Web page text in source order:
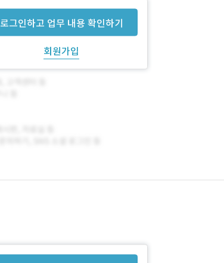
로그인하고 업무 내용 확인하기
회원가입